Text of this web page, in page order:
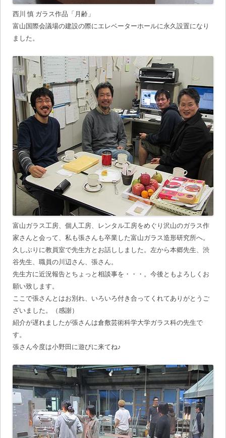
西川 慎 ガラス作品「月齢」
富山国際会議場の建設の際にエレベーターホールに永久設置になり
ました。
富山ガラス工房、個人工房、レンタル工房をめぐり沢山のガラス作
家さんと会って、私も張さんも卒業した富山ガラス造形研究所へ。
久しぶりに教員室で先生方とお話ししました。左から本郷先生、渋
谷先生、職員の川辺さん、張さん。
先生方に近況報告とちょっと相談事を・・・。今後ともよろしくお
願い致します。
ここで張さんとはお別れ、いろいろ付き合ってくれてありがとうご
ざいました。（感謝）
紹介が遅れましたが張さんは倉敷芸術科学大学ガラス科の先生で
す。
張さん今度は小野田に遊びに来てね♪